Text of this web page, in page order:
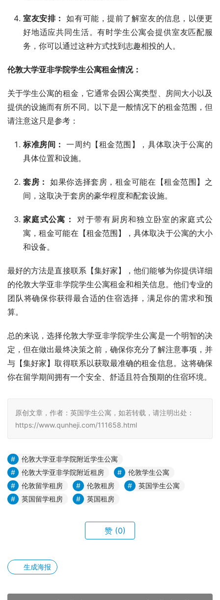
室友安排： 如有可能，提前了解室友的信息，以便更
好地适应共同生活。有时学生公寓会提供室友匹配服
务，你可以通过这种方式找到志趣相投的人。
伦敦大学亚非学院学生公寓租金情况：
关于学生公寓的租金，它通常会因公寓类型、房间大小以及
提供的设施而有所不同。以下是一般情况下的租金范围，但
请注意这只是参考：
标准房间： 一周约【租金范围】，具体取决于公寓的
具体位置和设施。
套房： 如果你选择套房，租金可能在【租金范围】之
间，这取决于套房的豪华程度和配套设施。
家庭式公寓：
对于带有厨房和独立卧室的家庭式公
寓，租金可能在【租金范围】，具体取决于公寓的大小
和设备。
最好的方法是直接联系【集好家】，他们能够为你提供详细
的伦敦大学亚非学院学生公寓租金和相关信息。他们专业的
团队将确保你获得最合适的住宿选择，满足你的需求和预
算。
总的来说，选择伦敦大学亚非学院学生公寓是一个明智的决
定，但在做出最终决策之前，确保你充分了解注意事项，并
与【集好家】取得联系以获取最准确的租金信息。这将确保
你在留学期间拥有一个安全、舒适且符合预期的住宿环境。
原创文章，作者：英国学生公寓，如若转载，请注明出处：
https://www.qunheji.com/111658.html
伦敦大学亚非学院附近学生公寓
伦敦大学亚非学院附近租房
伦敦学生公寓
伦敦留学租房
伦敦租房
英国学生公寓
英国留学租房
英国租房
赞 (0)
生成海报